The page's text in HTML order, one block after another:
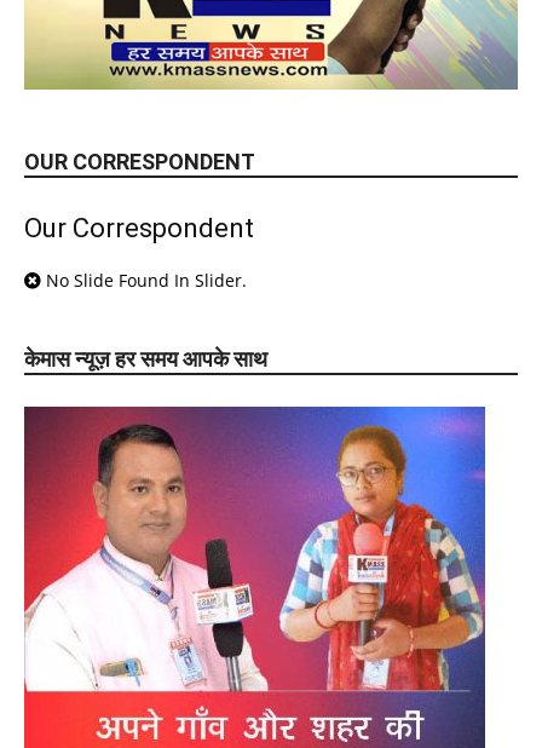
OUR CORRESPONDENT
Our Correspondent
No Slide Found In Slider.
केमास न्यूज़ हर समय आपके साथ